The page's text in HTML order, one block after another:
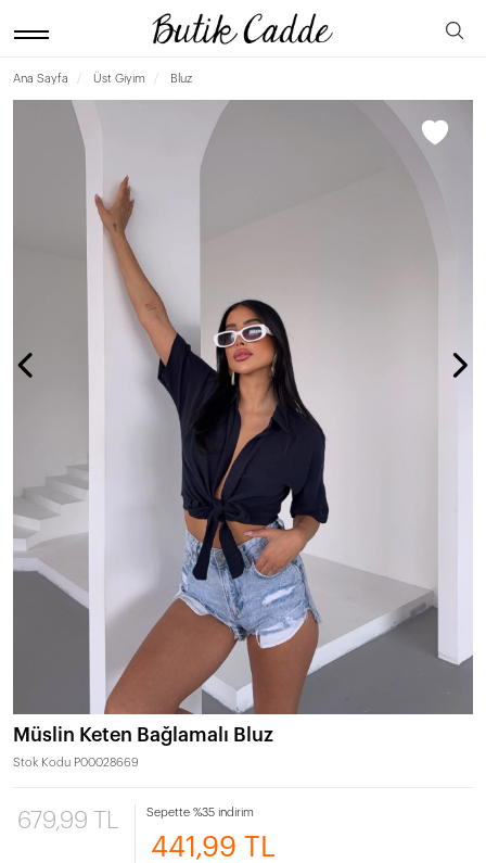
Ana Sayfa Üst Giyim Bluz
Müslin Keten Bağlamalı Bluz
Stok Kodu P00028669
679,99 TL Sepette %35 indirim
441,99 TL